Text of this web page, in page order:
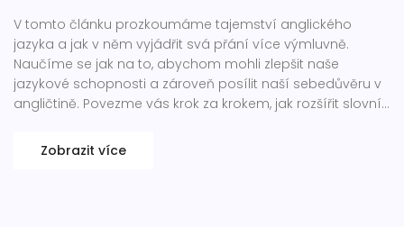
V tomto článku prozkoumáme tajemství anglického
jazyka a jak v něm vyjádřit svá přání více výmluvně.
Naučíme se jak na to, abychom mohli zlepšit naše
jazykové schopnosti a zároveň posílit naší sebedůvěru v
angličtině. Povezme vás krok za krokem, jak rozšířit slovní
anglických konverzacích.
Zobrazit více